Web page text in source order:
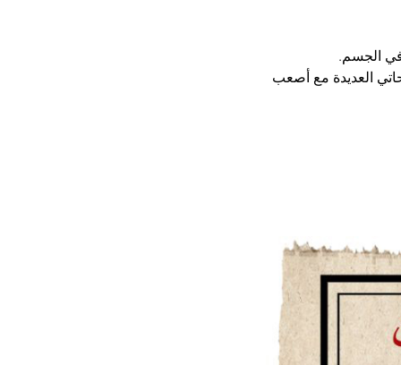
الجسم.
العديدة مع أصعب